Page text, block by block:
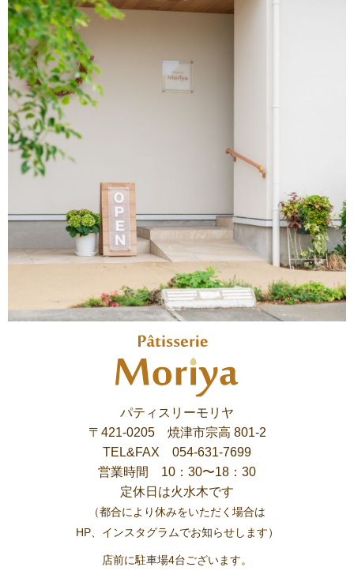
パティスリーモリヤ
〒421-0205 焼津市宗高 801-2
TEL&FAX 054-631-7699
営業時間 10：30〜18：30
定休日は火水木です
（都合により休みをいただく場合は
HP、インスタグラムでお知らせします）
店前に駐車場4台ございます。